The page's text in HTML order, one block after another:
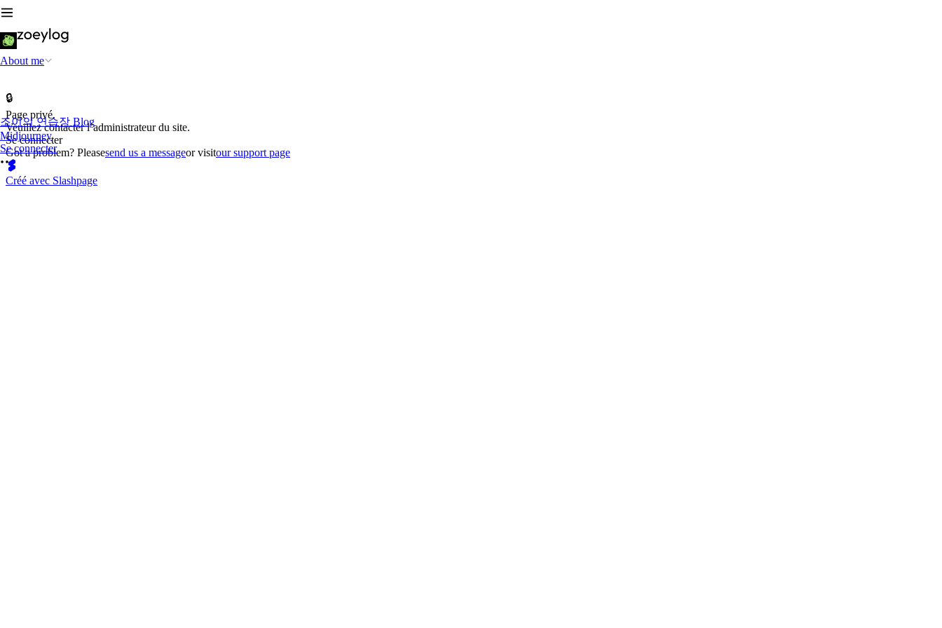
About me
조이의 연습장 Blog
Midjourney
Se connecter
🔒
Page privé.
Veuillez contacter l’administrateur du site.
Se connecter
Got a problem? Pleasesend us a messageor visitour support page
Créé avec Slashpage